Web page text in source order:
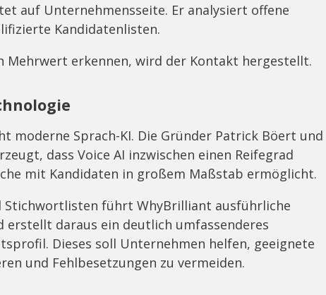
auf Unternehmensseite. Er analysiert offene
Kandidatenlisten.
Mehrwert erkennen, wird der Kontakt hergestellt.
moderne Sprach-KI. Die Gründer Patrick Böert und
dass Voice AI inzwischen einen Reifegrad
mit Kandidaten in großem Maßstab ermöglicht.
Stichwortlisten führt WhyBrilliant ausführliche
erstellt daraus ein deutlich umfassenderes
Dieses soll Unternehmen helfen, geeignete
und Fehlbesetzungen zu vermeiden.